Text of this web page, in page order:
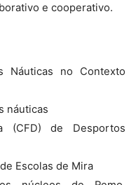
e cooperativo.
Náuticas no Contexto
náuticas
(CFD) de Desportos
Escolas de Mira